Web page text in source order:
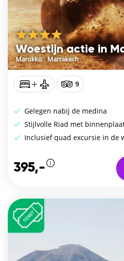
Woestijn actie in
Marokko/Marrakech
9
Gelegen nabij de medina
Stijlvolle Riad met
Inclusief quad excursie in de
395,-